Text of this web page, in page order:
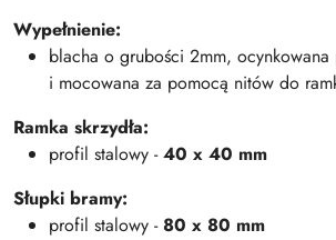
Wypełnienie:
blacha o grubości 2mm,
i mocowana za pomocą nitów do
Ramka skrzydła:
profil stalowy -40 x 40 mm
Słupki bramy:
profil stalowy -80 x 80 mm